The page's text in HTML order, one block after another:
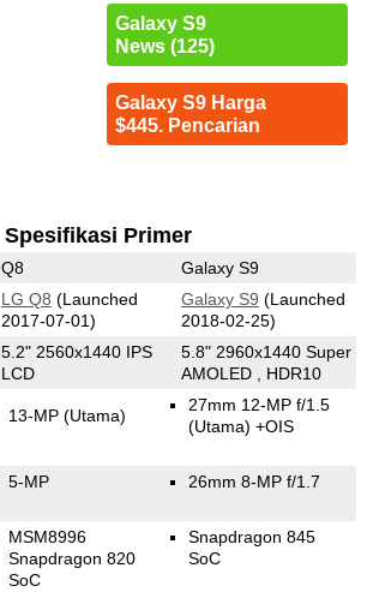
Galaxy S9
News (125)
Galaxy S9 Harga
$445. Pencarian
Spesifikasi Primer
Q8 Galaxy S9
LG Q8 (Launched
2017-07-01)
Galaxy S9 (Launched
2018-02-25)
5.2" 2560x1440 IPS
LCD
5.8" 2960x1440 Super
AMOLED , HDR10
13-MP (Utama)
27mm 12-MP f/1.5
(Utama) +OIS
5-MP 26mm 8-MP f/1.7
MSM8996
Snapdragon 820
SoC
Snapdragon 845
SoC